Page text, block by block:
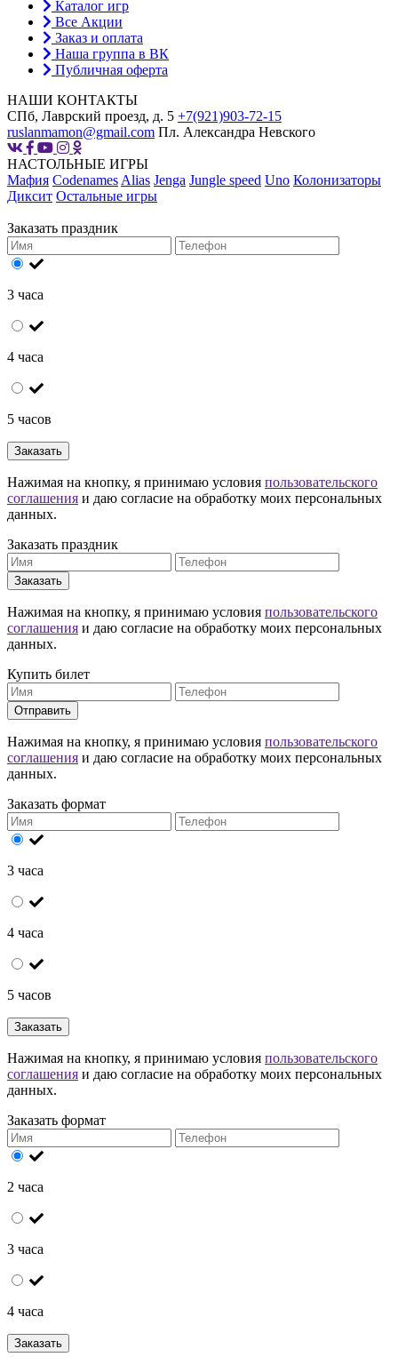
Каталог игр
Все Акции
Заказ и оплата
Наша группа в ВК
Публичная оферта
НАШИ КОНТАКТЫ
СПб, Лаврский проезд, д. 5 +7(921)903-72-15
ruslanmamon@gmail.com Пл. Александра Невского
НАСТОЛЬНЫЕ ИГРЫ
Мафия Codenames Alias Jenga Jungle speed Uno Колонизаторы
Диксит Остальные игры
Заказать праздник
3 часа
4 часа
5 часов
Заказать
Нажимая на кнопку, я принимаю условия пользовательского
соглашения и даю согласие на обработку моих персональных
данных.
Заказать праздник
Заказать
Нажимая на кнопку, я принимаю условия пользовательского
соглашения и даю согласие на обработку моих персональных
данных.
Купить билет
Отправить
Нажимая на кнопку, я принимаю условия пользовательского
соглашения и даю согласие на обработку моих персональных
данных.
Заказать формат
3 часа
4 часа
5 часов
Заказать
Нажимая на кнопку, я принимаю условия пользовательского
соглашения и даю согласие на обработку моих персональных
данных.
Заказать формат
2 часа
3 часа
4 часа
Заказать